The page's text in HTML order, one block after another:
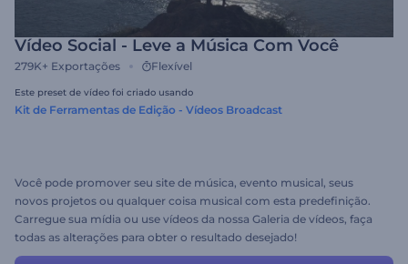
Vídeo Social - Leve a Música Com Você
279K+ Exportações Flexível
Este preset de vídeo foi criado usando
Kit de Ferramentas de Edição - Vídeos Broadcast
Você pode promover seu site de música, evento musical, seus
novos projetos ou qualquer coisa musical com esta predefinição.
Carregue sua mídia ou use vídeos da nossa Galeria de vídeos, faça
todas as alterações para obter o resultado desejado!